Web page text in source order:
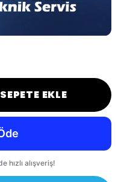
SEPETE EKLE